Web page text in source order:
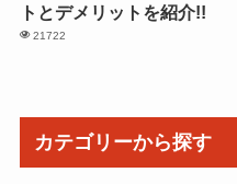
トとデメリットを紹介!!
21722
カテゴリーから探す